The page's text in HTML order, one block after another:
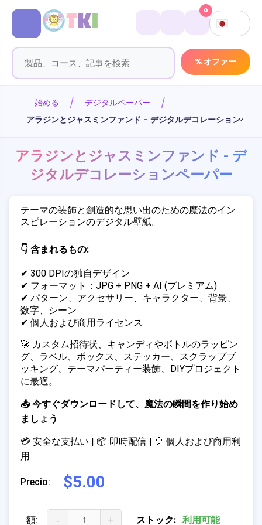
% オファー
0
始める
デジタルペーパー
アラジンとジャスミンファンド - デジタルデコレーションペー
アラジンとジャスミンファンド - デ
ジタルデコレーションペーパー
テーマの装飾と創造的な思い出のための魔法のイン
スピレーションのデジタル壁紙。
👇 含まれるもの:
✔ 300 DPIの独自デザイン
✔ フォーマット：JPG + PNG + AI (プレミアム)
✔ パターン、アクセサリー、キャラクター、背景、
数字、シーン
✔ 個人および商用ライセンス
🚀 カスタム招待状、キャンディやボトルのラッピン
グ、ラベル、ボックス、ステッカー、スクラップブ
ッキング、テーマパーティー装飾、DIYプロジェクト
に最適。
📥 今すぐダウンロードして、魔法の瞬間を作り始め
ましょう
💳 安全な支払い | 📦 即時配信 | 🎈 個人および商用利
用
Precio: $5.00
額: - + ストック: 利用可能